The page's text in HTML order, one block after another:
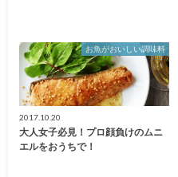
お魚がおいしい調味料
2017.10.20
大人女子必見！プロ顔負けのムニ
エルをおうちで！